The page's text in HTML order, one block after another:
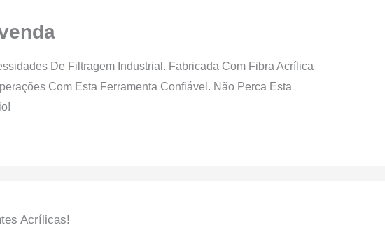
De Filtragem Industrial. Fabricada Com Fibra Acrílica
Com Esta Ferramenta Confiável. Não Perca Esta
Acrílicas!